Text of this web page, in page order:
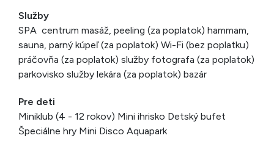
Služby
SPA centrum masáž, peeling (za poplatok) hammam,
sauna, parný kúpeľ (za poplatok) Wi-Fi (bez poplatku)
práčovňa (za poplatok) služby fotografa (za poplatok)
parkovisko služby lekára (za poplatok) bazár
Pre deti
Miniklub (4 - 12 rokov) Mini ihrisko Detský bufet
Špeciálne hry Mini Disco Aquapark